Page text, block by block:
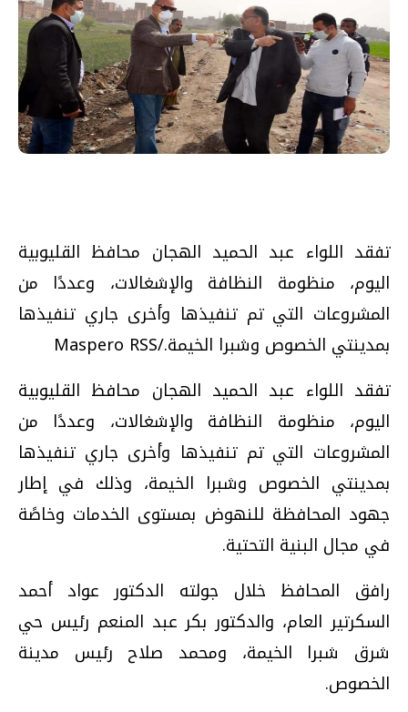
تفقد اللواء عبد الحميد الهجان محافظ القليوبية
اليوم، منظومة النظافة والإشغالات، وعددًا من
المشروعات التي تم تنفيذها وأخرى جاري تنفيذها
بمدينتي الخصوص وشبرا الخيمة./Maspero RSS
تفقد اللواء عبد الحميد الهجان محافظ القليوبية
اليوم، منظومة النظافة والإشغالات، وعددًا من
المشروعات التي تم تنفيذها وأخرى جاري تنفيذها
بمدينتي الخصوص وشبرا الخيمة، وذلك في إطار
جهود المحافظة للنهوض بمستوى الخدمات وخاصًة
في مجال البنية التحتية.
رافق المحافظ خلال جولته الدكتور عواد أحمد
السكرتير العام، والدكتور بكر عبد المنعم رئيس حي
شرق شبرا الخيمة، ومحمد صلاح رئيس مدينة
الخصوص.